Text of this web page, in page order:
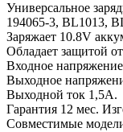
Универсальное
194065-3, BL1013,
Заряжает 10.8V
Обладает защитой
Входное
Выходное
Выходной ток 1,5А.
Гарантия 12 мес.
Совместимые